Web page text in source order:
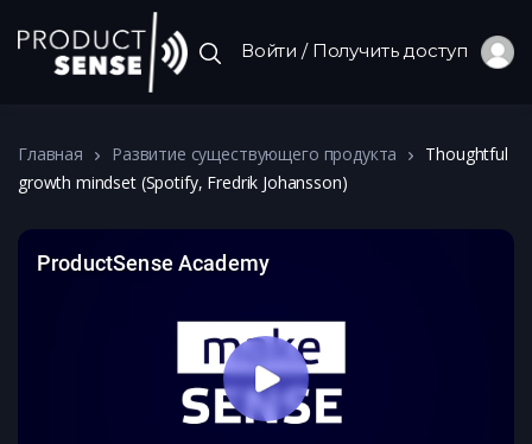
Войти / Получить доступ
Главная Развитие существующего продукта
Thoughtful
growth mindset (Spotify, Fredrik Johansson)